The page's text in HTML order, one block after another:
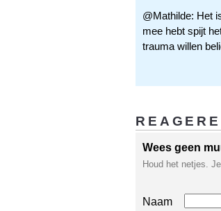
@Mathilde: Het
mee hebt spijt
trauma willen
Wees geen
Houd het netjes.
Naam